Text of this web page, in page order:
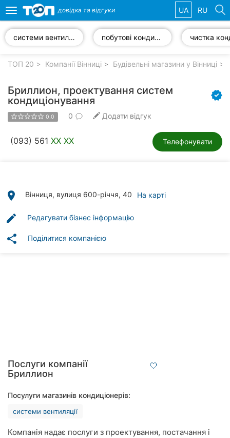
компанії
Популярні
рубрики:
Стоматології
Приватні
Автошколи
міста:
Вінниця
Toggle
navigation
довідка та відгуки UA RU
системи вентиляції побутові кондиціонери
ТОП 20 Компанії Вінниці Будівельні магазини у Вінниці
Бриллион, проектування систем
кондиціонування
0.0 0 Додати відгук
(093) 561 XX XX Телефонувати
place Вінниця, вулиця 600-річчя, 40 На карті
edit Редагувати бізнес інформацію
share Поділитися компанією
Послуги компанії
Бриллион
Посулуги магазинів кондиціонерів:
системи вентиляції
Компанія надає послуги з проектування, постачання і